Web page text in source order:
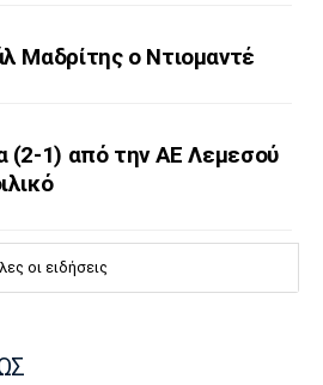
Μαδρίτης ο Ντιομαντέ
(2-1) από την ΑΕ Λεμεσού
Αλεξανδρή: «Μας
οι ειδήσεις